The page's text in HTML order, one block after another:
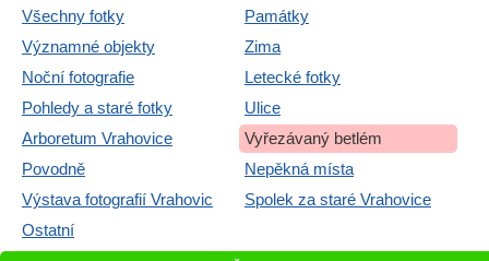
Všechny fotky
Památky
Významné objekty
Zima
Noční fotografie
Letecké fotky
Pohledy a staré fotky
Ulice
Arboretum Vrahovice
Vyřezávaný betlém
Povodně
Nepěkná místa
Výstava fotografií Vrahovic
Spolek za staré Vrahovice
Ostatní